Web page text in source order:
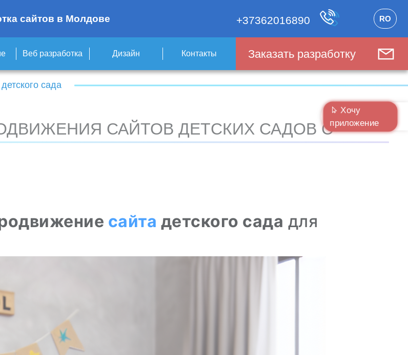
сайтов в Молдове +37362016890 RO
Веб разработка Дизайн Контакты Заказать разработку
сада
САЙТОВ ДЕТСКИХ САДОВ С
сайта детского сада для
Хочу
приложение